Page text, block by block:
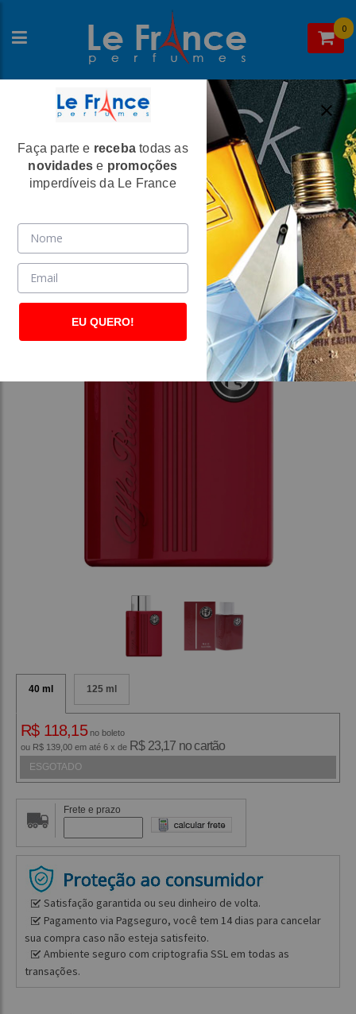
0
Home>Alfa Romeo>Perfumes Masculinos
Alfa Romeo Red Masculino Eau De
Toilette - Alfa Romeo
(2695)
40 ml 125 ml
R$ 118,15no boleto
ou R$ 139,00 em até 6 x de R$ 23,17 no cartão
ESGOTADO
Frete e prazo
Satisfação garantida ou seu dinheiro de volta.
Pagamento via Pagseguro, você tem 14 dias para cancelar
sua compra caso não esteja satisfeito.
Ambiente seguro com criptografia SSL em todas as
transações.
Faça parte e receba todas as
novidades e promoções
imperdíveis da Le France
EU QUERO!